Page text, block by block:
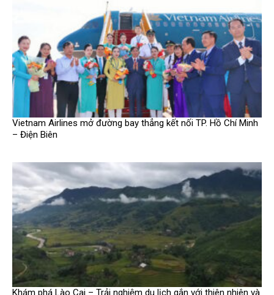
Vietnam Airlines mở đường bay thẳng kết nối TP. Hồ Chí Minh
– Điện Biên
Khám phá Lào Cai – Trải nghiệm du lịch gắn với thiên nhiên và